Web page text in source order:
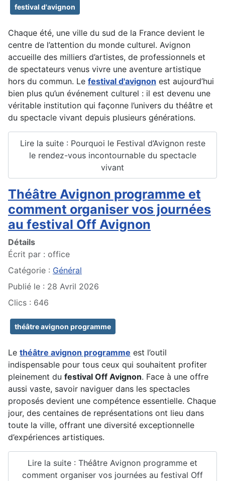
festival d'avignon
Chaque été, une ville du sud de la France devient le
centre de l’attention du monde culturel. Avignon
accueille des milliers d’artistes, de professionnels et
de spectateurs venus vivre une aventure artistique
hors du commun. Le festival d'avignon est aujourd’hui
bien plus qu’un événement culturel : il est devenu une
véritable institution qui façonne l’univers du théâtre et
du spectacle vivant depuis plusieurs générations.
Lire la suite : Pourquoi le Festival d’Avignon reste
le rendez-vous incontournable du spectacle
vivant
Théâtre Avignon programme et
comment organiser vos journées
au festival Off Avignon
Détails
Écrit par : office
Catégorie : Général
Publié le : 28 Avril 2026
Clics : 646
théâtre avignon programme
Le théâtre avignon programme est l’outil
indispensable pour tous ceux qui souhaitent profiter
pleinement du festival Off Avignon. Face à une offre
aussi vaste, savoir naviguer dans les spectacles
proposés devient une compétence essentielle. Chaque
jour, des centaines de représentations ont lieu dans
toute la ville, offrant une diversité exceptionnelle
d’expériences artistiques.
Lire la suite : Théâtre Avignon programme et
comment organiser vos journées au festival Off